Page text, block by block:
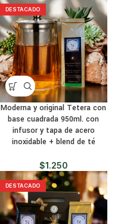
DESTACADO
Moderna y original Tetera con
base cuadrada 950ml. con
infusor y tapa de acero
inoxidable + blend de té
$1.250
DESTACADO